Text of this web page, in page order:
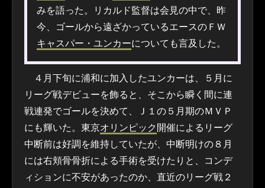
みを語った。リカルド監督は会見の中で、昨
今、ゴールから遠ざかっているエースのＦＷ
キャスパー・ユンカーについても言及した。
４月下旬に浦和に加入したユンカーは、５月に
リーグ戦デビューを飾ると、そこから瞬く間に連
戦連発でゴールを決めて、Ｊ１の５月期のＭＶＰ
にも輝いた。東京オリンピック 開催によるリーグ
中断前は好調を維持していたが、中断明けの８月
には右頬骨骨折による手術を受けたりと、コンデ
ィションに不安があったのか、直近のリーグ戦２